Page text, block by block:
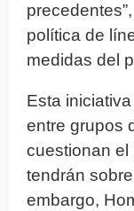
política de
medidas del
Esta
entre grupos
cuestionan el
tendrán
embargo,